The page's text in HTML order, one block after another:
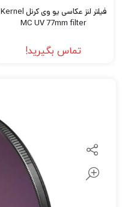
فیلتر لنز عکاسی یو وی کرنل Kernel
MC UV 77mm filter
تماس بگیرید!